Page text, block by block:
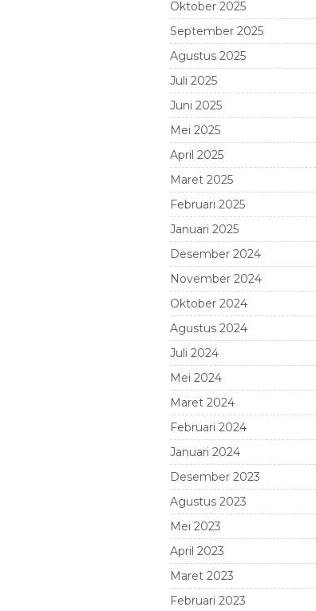
Oktober 2025
September 2025
Agustus 2025
Juli 2025
Juni 2025
Mei 2025
April 2025
Maret 2025
Februari 2025
Januari 2025
Desember 2024
November 2024
Oktober 2024
Agustus 2024
Juli 2024
Mei 2024
Maret 2024
Februari 2024
Januari 2024
Desember 2023
Agustus 2023
Mei 2023
April 2023
Maret 2023
Februari 2023